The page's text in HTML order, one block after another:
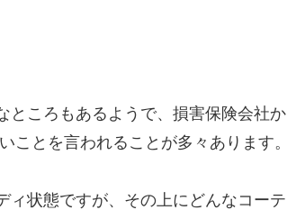
ところもあるようで、損害保険会社か
ことを言われることが多々あります。
ィ状態ですが、その上にどんなコーテ